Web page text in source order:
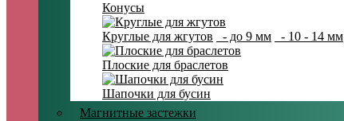
Конусы
Круглые для жгутов - до 9 мм - 10 - 14 мм
Плоские для браслетов
Шапочки для бусин
Магнитные застежки